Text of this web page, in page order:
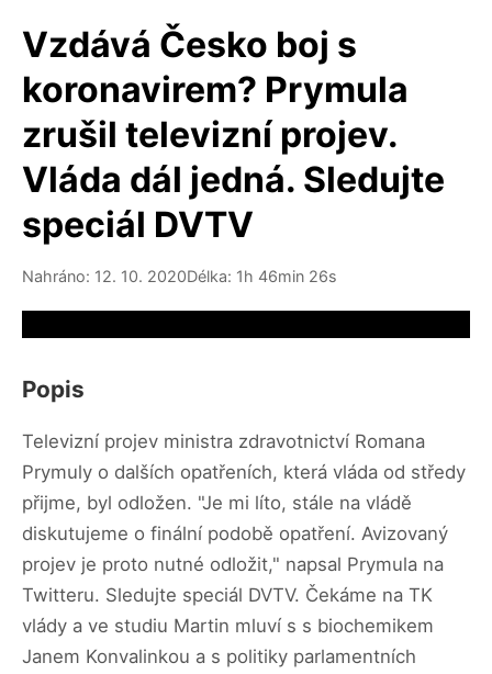
Vzdává Česko boj s
koronavirem? Prymula
zrušil televizní projev.
Vláda dál jedná. Sledujte
speciál DVTV
Nahráno: 12. 10. 2020Délka: 1h 46min 26s
Popis
Televizní projev ministra zdravotnictví Romana
Prymuly o dalších opatřeních, která vláda od středy
přijme, byl odložen. "Je mi líto, stále na vládě
diskutujeme o finální podobě opatření. Avizovaný
projev je proto nutné odložit," napsal Prymula na
Twitteru. Sledujte speciál DVTV. Čekáme na TK
vlády a ve studiu Martin mluví s s biochemikem
Janem Konvalinkou a s politiky parlamentních